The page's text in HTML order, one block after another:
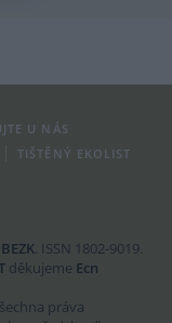
U NÁS
TIŠTĚNÝ EKOLIST
BEZK. ISSN 1802-9019.
děkujeme Ecn
práva